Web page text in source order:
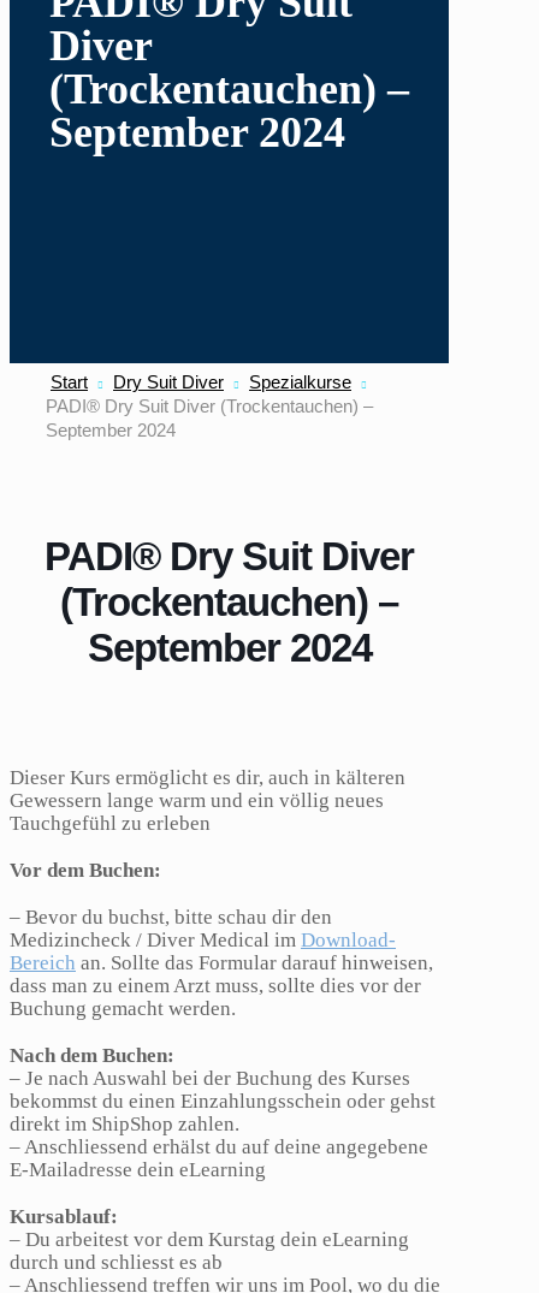
Diver
(Trockentauchen) –
September 2024
Start Dry Suit Diver
Spezialkurse
PADI® Dry Suit Diver (Trockentauchen) –
September 2024
PADI® Dry Suit Diver
(Trockentauchen) –
September 2024
Dieser Kurs ermöglicht es dir, auch in kälteren
Gewessern lange warm und ein völlig neues
Tauchgefühl zu erleben
Vor dem Buchen:
– Bevor du buchst, bitte schau dir den
Medizincheck / Diver Medical im Download-
Bereich an. Sollte das Formular darauf hinweisen,
dass man zu einem Arzt muss, sollte dies vor der
Buchung gemacht werden.
Nach dem Buchen:
– Je nach Auswahl bei der Buchung des Kurses
bekommst du einen Einzahlungsschein oder gehst
direkt im ShipShop zahlen.
– Anschliessend erhälst du auf deine angegebene
E-Mailadresse dein eLearning
Kursablauf:
– Du arbeitest vor dem Kurstag dein eLearning
durch und schliesst es ab
– Anschliessend treffen wir uns im Pool, wo du die